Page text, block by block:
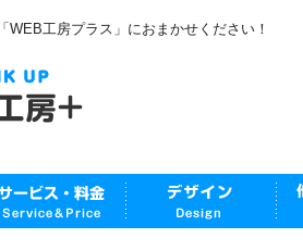
WEB工房プラス」におまかせください！